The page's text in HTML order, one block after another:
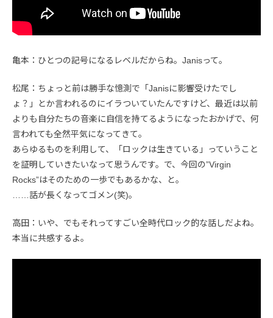
亀本：ひとつの記号になるレベルだからね。Janisって。
松尾：ちょっと前は勝手な憶測で「Janisに影響受けたでし
ょ？」とか言われるのにイラついていたんですけど、最近は以前
よりも自分たちの音楽に自信を持てるようになったおかげで、何
言われても全然平気になってきて。
あらゆるものを利用して、「ロックは生きている」っていうこと
を証明していきたいなって思うんです。で、今回の”Virgin
Rocks”はそのための一歩でもあるかな、と。
……話が長くなってゴメン(笑)。
高田：いや、でもそれってすごい全時代ロック的な話しだよね。
本当に共感するよ。